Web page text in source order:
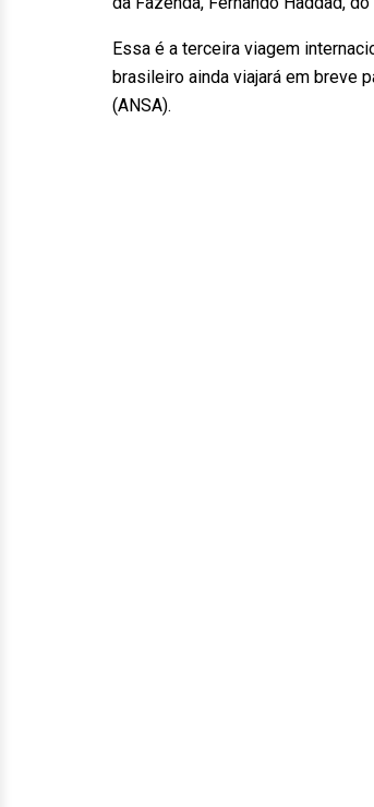
Essa é a terceira viagem
brasileiro ainda viajará em breve
(ANSA).